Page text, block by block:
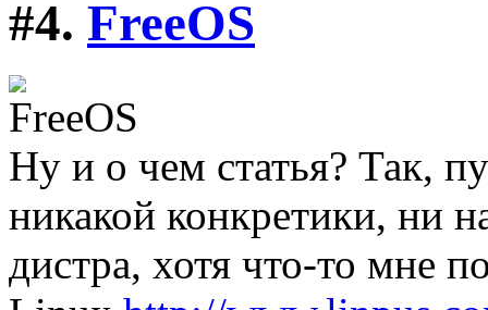
#4. FreeOS
Ну и о чем статья? Так,
никакой конкретики, ни
дистра, хотя что-то мне